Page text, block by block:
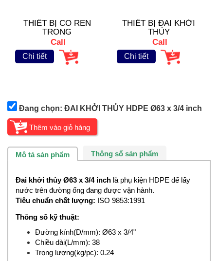
THIẾT BỊ CO REN
TRONG
Call
Chi tiết
THIẾT BỊ ĐAI KHỞI
THỦY
Call
Chi tiết
Đang chọn: ĐAI KHỞI THỦY HDPE Ø63 x 3/4 inch
Mô tả sản phẩm Thông số sản phẩm
Đai khởi thủy Ø63 x 3/4 inch là phụ kiện HDPE để lấy
nước trên đường ống đang được vận hành.
Tiêu chuẩn chất lượng: ISO 9853:1991
Thông số kỹ thuật:
Đường kính(D/mm): Ø63 x 3/4"
Chiều dài(L/mm): 38
Trọng lượng(kg/pc): 0.24